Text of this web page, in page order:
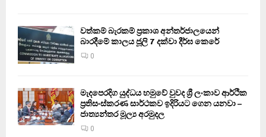
වත්කම් බැරකම් ප්‍රකාශ අන්තර්ජාලයෙන්
බාරදීමේ කාලය ජූලි 7 දක්වා දීර්ඝ කෙරේ
0
මැදපෙරදිග යුද්ධය හමුවේ වුවද ශ්‍රී ලංකාව ආර්ථික
ප්‍රතිසංස්කරණ සාර්ථකව ඉදිරියට ගෙන යනවා –
ජාත්‍යන්තර මූල්‍ය අරමුදල
0